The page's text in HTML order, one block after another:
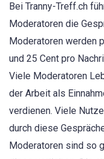
Bei Tranny-Treff.ch
Moderatoren die
Moderatoren werden
und 25 Cent pro
Viele Moderatoren
der Arbeit als
verdienen. Viele
durch diese
Moderatoren sind so